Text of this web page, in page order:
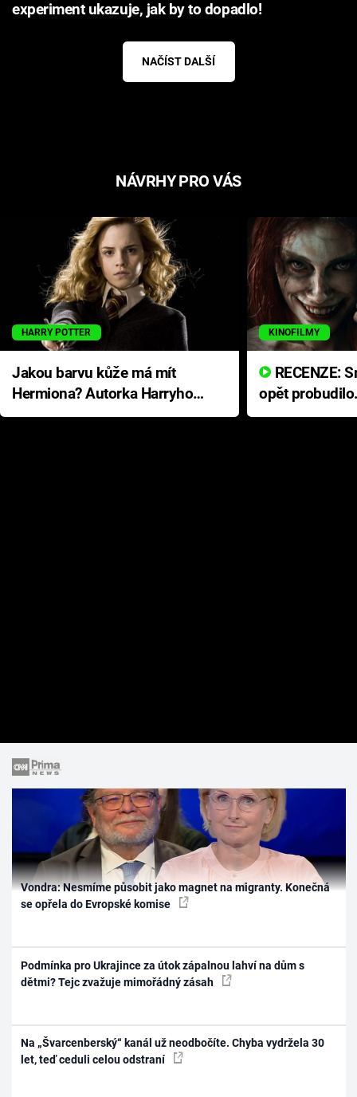
experiment ukazuje, jak by to dopadlo!
NAČÍST DALŠÍ
NÁVRHY PRO VÁS
HARRY POTTER
Jakou barvu kůže má mít
Hermiona? Autorka Harryho
Pottera přišla s ráznou
KINOFILMY
opět
přichází s
Vondra: Nesmíme působit jako magnet na migranty. Konečná
se opřela do Evropské komise
Podmínka pro Ukrajince za útok zápalnou lahví na dům s
dětmi? Tejc zvažuje mimořádný zásah
Na „Švarcenberský“ kanál už neodbočíte. Chyba vydržela 30
let, teď ceduli celou odstraní